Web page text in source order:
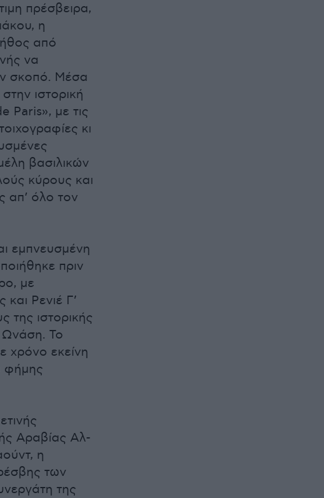
πρέσβειρα,
η
από
να
σκοπό. Μέσα
ιστορική
Paris», με τις
κι
βασιλικών
κύρους και
απ’ όλο τον
εμπνευσμένη
πριν
με
και Ρενιέ Γ’
της ιστορικής
Ωνάση. Το
χρόνο εκείνη
φήμης
Αραβίας Αλ-
η
των
της